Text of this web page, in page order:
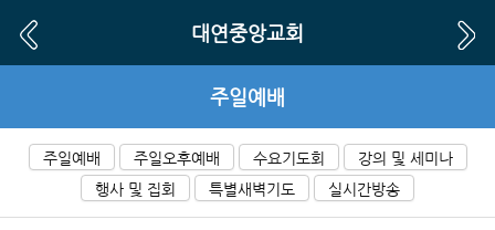
대연중앙교회
주일예배
주일예배 주일오후예배 수요기도회
강의 및 세미나
행사 및 집회
특별새벽기도 실시간방송